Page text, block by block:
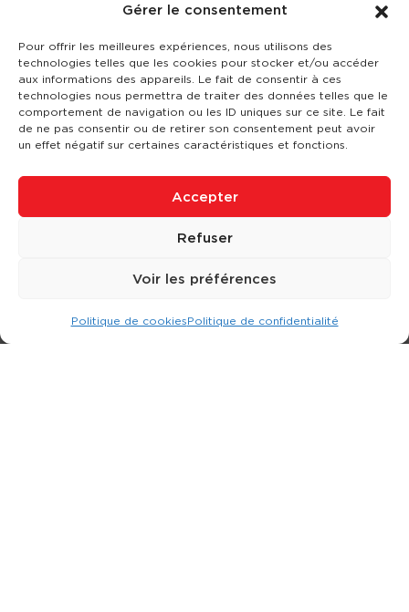
Gérer le consentement
Pour offrir les meilleures expériences, nous utilisons des
technologies telles que les cookies pour stocker et/ou accéder
aux informations des appareils. Le fait de consentir à ces
technologies nous permettra de traiter des données telles que le
comportement de navigation ou les ID uniques sur ce site. Le fait
de ne pas consentir ou de retirer son consentement peut avoir
un effet négatif sur certaines caractéristiques et fonctions.
Accepter
Refuser
Voir les préférences
Politique de cookiesPolitique de confidentialité